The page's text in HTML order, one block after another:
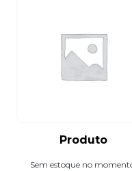
Produto
Sem estoque no